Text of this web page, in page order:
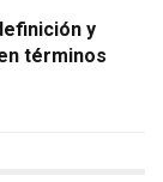
y
términos